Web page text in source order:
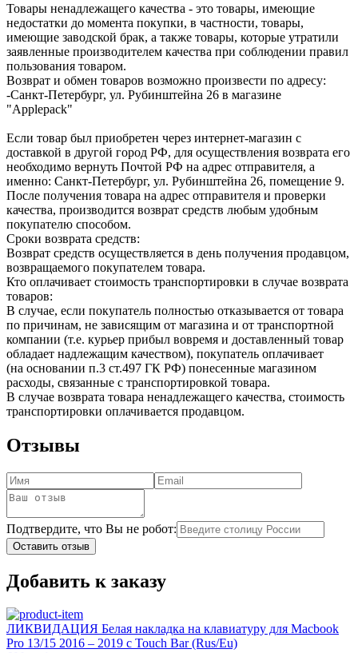
Товары ненадлежащего качества - это товары, имеющие
недостатки до момента покупки, в частности, товары,
имеющие заводской брак, а также товары, которые утратили
заявленные производителем качества при соблюдении правил
пользования товаром.
Возврат и обмен товаров возможно произвести по адресу:
-Санкт-Петербург, ул. Рубинштейна 26 в магазине
"Applepack"
Если товар был приобретен через интернет-магазин с
доставкой в другой город РФ, для осуществления возврата его
необходимо вернуть Почтой РФ на адрес отправителя, а
именно: Санкт-Петербург, ул. Рубинштейна 26, помещение 9.
После получения товара на адрес отправителя и проверки
качества, производится возврат средств любым удобным
покупателю способом.
Сроки возврата средств:
Возврат средств осуществляется в день получения продавцом,
возвращаемого покупателем товара.
Кто оплачивает стоимость транспортировки в случае возврата
товаров:
В случае, если покупатель полностью отказывается от товара
по причинам, не зависящим от магазина и от транспортной
компании (т.е. курьер прибыл вовремя и доставленный товар
обладает надлежащим качеством), покупатель оплачивает
(на основании п.3 ст.497 ГК РФ) понесенные магазином
расходы, связанные с транспортировкой товара.
В случае возврата товара ненадлежащего качества, стоимость
транспортировки оплачивается продавцом.
Отзывы
Подтвердите, что Вы не робот:
Оставить отзыв
Добавить к заказу
ЛИКВИДАЦИЯ Белая накладка на клавиатуру для Macbook
Pro 13/15 2016 – 2019 с Touch Bar (Rus/Eu)